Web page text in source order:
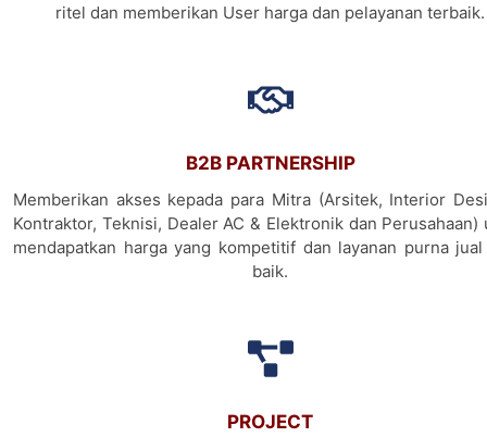
ritel dan memberikan User harga dan pelayanan terbaik.
B2B PARTNERSHIP
Memberikan akses kepada para Mitra (Arsitek, Interior
Kontraktor, Teknisi, Dealer AC & Elektronik dan Perusahaan)
mendapatkan harga yang kompetitif dan layanan purna
baik.
PROJECT